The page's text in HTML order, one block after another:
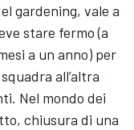
gardening, vale a
stare fermo (a
a un anno) per
all’altra
Nel mondo dei
chiusura di una